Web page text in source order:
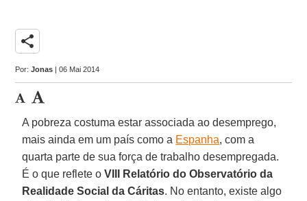
share
Por:Jonas | 06 Mai 2014
A pobreza costuma estar associada ao desemprego,
mais ainda em um país como a Espanha, com a
quarta parte de sua força de trabalho desempregada.
É o que reflete oVIII Relatório do Observatório da
Realidade Social da Cáritas. No entanto, existe algo